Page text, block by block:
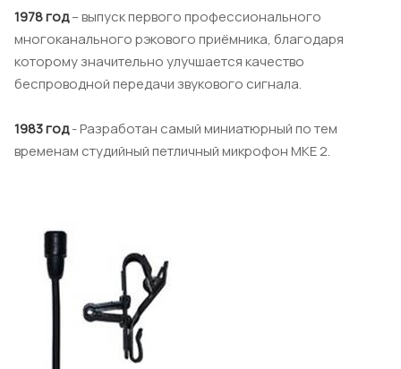
1978 год– выпуск первого профессионального
многоканального рэкового приёмника, благодаря
которому значительно улучшается качество
беспроводной передачи звукового сигнала.
1983 год- Разработан самый миниатюрный по тем
временам студийный петличный микрофон МКЕ 2.